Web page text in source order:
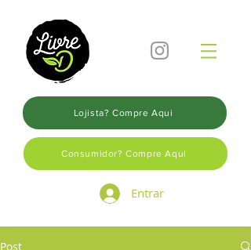
Lojista? Compre Aqui
Consumidor? Compre Aqui
Entrar
Post